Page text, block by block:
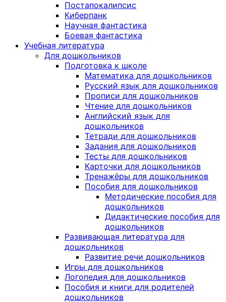
Постапокалипсис
Киберпанк
Научная фантастика
Боевая фантастика
Учебная литература
Для дошкольников
Подготовка к школе
Математика для дошкольников
Русский язык для дошкольников
Прописи для дошкольников
Чтение для дошкольников
Английский язык для
дошкольников
Тетради для дошкольников
Задания для дошкольников
Тесты для дошкольников
Карточки для дошкольников
Тренажёры для дошкольников
Пособия для дошкольников
Методические пособия для
дошкольников
Дидактические пособия для
дошкольников
Развивающая литература для
дошкольников
Развитие речи дошкольников
Игры для дошкольников
Логопедия для дошкольников
Пособия и книги для родителей
дошкольников